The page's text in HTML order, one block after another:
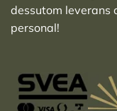
dessutom leverans
personal!